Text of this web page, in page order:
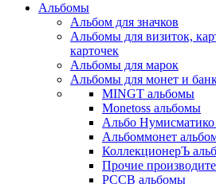
Альбомы
Альбом для значков
Альбомы для визиток,
карточек
Альбомы для марок
Альбомы для монет и
MINGT альбомы
Monetoss альбомы
Альбо
Альбоммонет
КоллекционерЪ
Прочие
РССВ альбомы